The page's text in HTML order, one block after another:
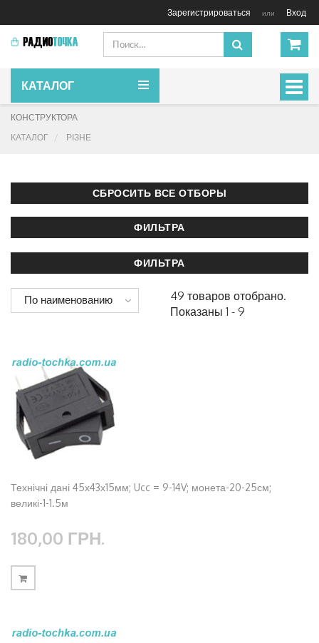
Зарегистрироваться или Вход
КАТАЛОГ
КОНСТРУКТОРА
КАТАЛОГ
РІЗНЕ
По наименованию
49 товаров отобрано.
Показаны 1 - 9
Технічні дані 45х43х15мм; Ucc = 9-14V; монета-20-25см;
великі-1-1.5м
180,00 ГРН.